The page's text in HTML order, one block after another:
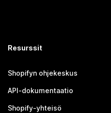
Resurssit
Shopifyn ohjekeskus
API-dokumentaatio
Shopify-yhteisö